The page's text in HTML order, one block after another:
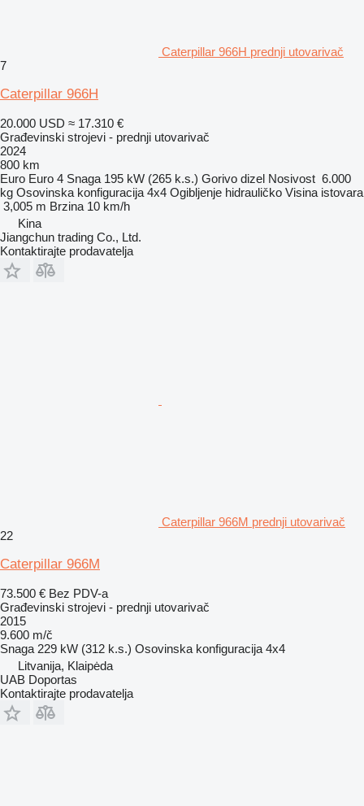
Caterpillar 966H prednji utovarivač
7
Caterpillar 966H
20.000 USD ≈ 17.310 €
Građevinski strojevi - prednji utovarivač
2024
800 km
Euro Euro 4 Snaga 195 kW (265 k.s.) Gorivo dizel Nosivost 6.000
kg Osovinska konfiguracija 4x4 Ogibljenje hidrauličko Visina istovara
3,005 m Brzina 10 km/h
Kina
Jiangchun trading Co., Ltd.
Kontaktirajte prodavatelja
Caterpillar 966M prednji utovarivač
22
Caterpillar 966M
73.500 € Bez PDV-a
Građevinski strojevi - prednji utovarivač
2015
9.600 m/č
Snaga 229 kW (312 k.s.) Osovinska konfiguracija 4x4
Litvanija, Klaipėda
UAB Doportas
Kontaktirajte prodavatelja